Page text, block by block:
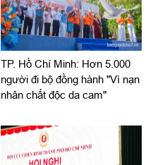
TP. Hồ Chí Minh: Hơn 5.000
người đi bộ đồng hành "Vì nạn
nhân chất độc da cam"